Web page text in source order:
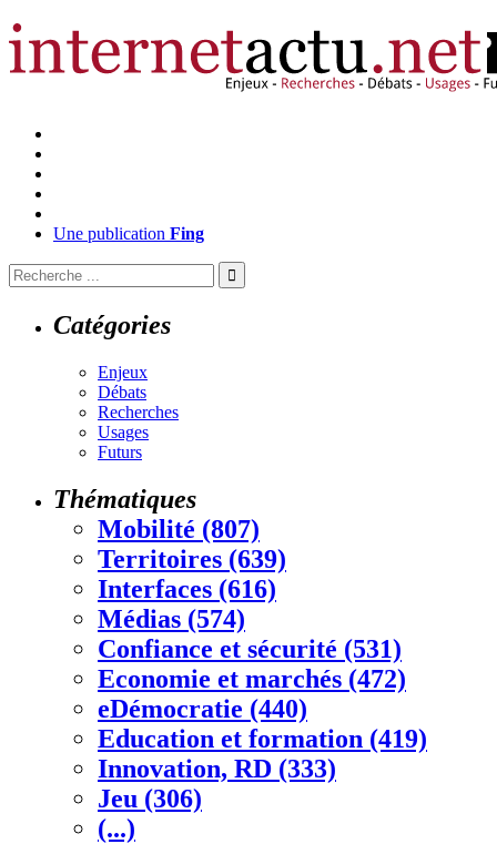
Une publication Fing
Catégories
Enjeux
Débats
Recherches
Usages
Futurs
Thématiques
Mobilité (807)
Territoires (639)
Interfaces (616)
Médias (574)
Confiance et sécurité (531)
Economie et marchés (472)
eDémocratie (440)
Education et formation (419)
Innovation, RD (333)
Jeu (306)
(...)